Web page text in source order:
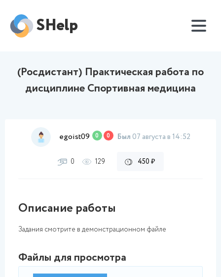
SHelp
(Росдистант) Практическая работа по
дисциплине Спортивная медицина
egoist09 0 0 Был 07 августа в 14:52
0 129 450 ₽
Описание работы
Задания смотрите в демонстрационном файле
Файлы для просмотра